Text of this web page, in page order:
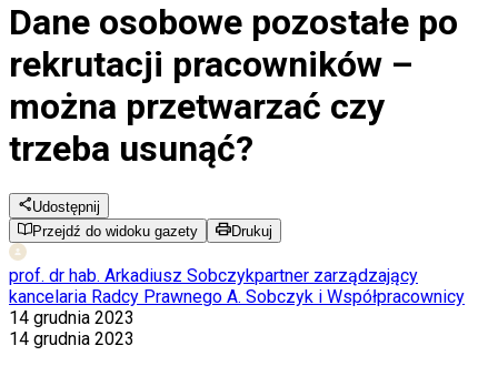
Dane osobowe pozostałe po
rekrutacji pracowników –
można przetwarzać czy
trzeba usunąć?
Udostępnij
Przejdź do widoku gazety
Drukuj
prof. dr hab. Arkadiusz Sobczykpartner zarządzający
kancelaria Radcy Prawnego A. Sobczyk i Współpracownicy
14 grudnia 2023
14 grudnia 2023